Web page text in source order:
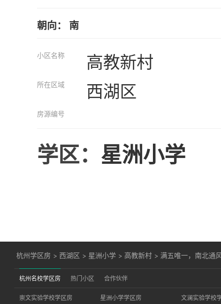
朝向： 南
小区名称 高教新村
所在区域 西湖区
房源编号
学区： 星洲小学
杭州学区房 > 西湖区 > 星洲小学 > 高教新村 > 满五唯一，南北通
杭州名校学区房 热门小区 合作伙伴
崇文实验学校学区房 星洲小学学区房 文澜实验学校